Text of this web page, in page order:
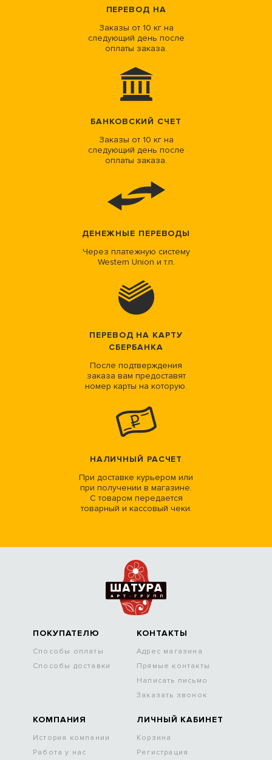
ПЕРЕВОД НА
Заказы от 10 кг на
следующий день после
оплаты заказа.
БАНКОВСКИЙ СЧЕТ
Заказы от 10 кг на
следующий день после
оплаты заказа.
ДЕНЕЖНЫЕ ПЕРЕВОДЫ
Через платежную систему
Western Union и т.п.
ПЕРЕВОД НА КАРТУ
СБЕРБАНКА
После подтверждения
заказа вам предоставят
номер карты на которую.
НАЛИЧНЫЙ РАСЧЕТ
При доставке курьером или
при получении в магазине.
С товаром передается
товарный и кассовый чеки.
ПОКУПАТЕЛЮ
Способы оплаты
Способы доставки
КОНТАКТЫ
Адрес магазина
Прямые контакты
Написать письмо
Заказать звонок
КОМПАНИЯ
История компании
Работа у нас
ЛИЧНЫЙ КАБИНЕТ
Корзина
Регистрация